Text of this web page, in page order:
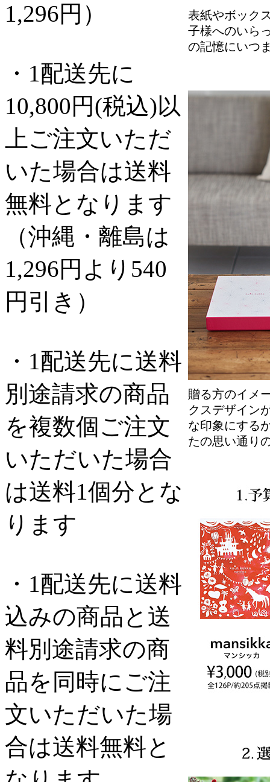
表紙やボック
子様へのいら
の記憶にいつ
贈る方のイメ
クスデザイン
な印象にする
たの思い通り
1,296円）
・1配送先に
10,800円(税込)以
上ご注文いただ
いた場合は送料
無料となります
（沖縄・離島は
1,296円より540
円引き）
・1配送先に送料
別途請求の商品
を複数個ご注文
いただいた場合
は送料1個分とな
ります
・1配送先に送料
込みの商品と送
料別途請求の商
品を同時にご注
文いただいた場
合は送料無料と